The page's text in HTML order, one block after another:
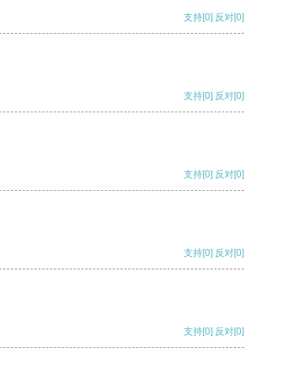
支持[0] 反对[0]
支持[0] 反对[0]
支持[0] 反对[0]
支持[0] 反对[0]
支持[0] 反对[0]